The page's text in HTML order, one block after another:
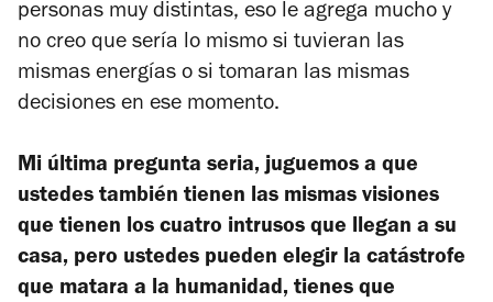
personas muy distintas, eso le agrega mucho y
no creo que sería lo mismo si tuvieran las
mismas energías o si tomaran las mismas
decisiones en ese momento.
Mi última pregunta seria, juguemos a que
ustedes también tienen las mismas visiones
que tienen los cuatro intrusos que llegan a su
casa, pero ustedes pueden elegir la catástrofe
que matara a la humanidad, tienes que